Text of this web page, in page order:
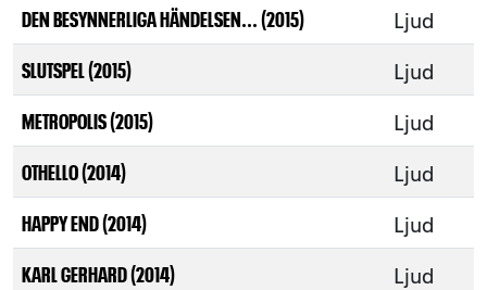
DEN BESYNNERLIGA HÄNDELSEN... (2015) Ljud
SLUTSPEL (2015) Ljud
METROPOLIS (2015) Ljud
OTHELLO (2014) Ljud
HAPPY END (2014) Ljud
KARL GERHARD (2014) Ljud